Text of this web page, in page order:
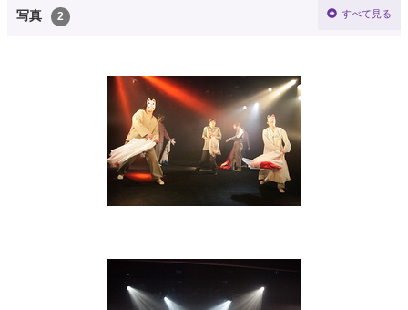
写真 2 すべて見る